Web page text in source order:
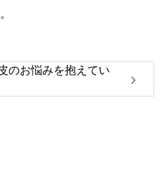
のお悩みを抱えてい